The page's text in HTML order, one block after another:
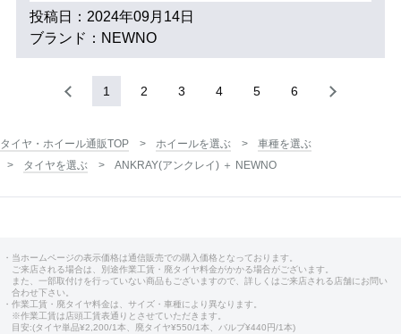
投稿日：2024年09月14日
ブランド：NEWNO
1 2 3 4 5 6
タイヤ・ホイール通販TOP ホイールを選ぶ
車種を選ぶ
タイヤを選ぶ
ANKRAY(アンクレイ) ＋ NEWNO
・当ホームページの表示価格は通信販売での購入価格となっております。
ご来店される場合は、別途作業工賃・廃タイヤ料金がかかる場合がございます。
また、一部取付けを行っていない商品もございますので、詳しくはご来店される店舗にお問い
合わせ下さい。
・作業工賃・廃タイヤ料金は、サイズ・車種により異なります。
※作業工賃は店頭工賃表通りとさせていただきます。
目安:(タイヤ単品¥2,200/1本、廃タイヤ¥550/1本、バルブ¥440円/1本)